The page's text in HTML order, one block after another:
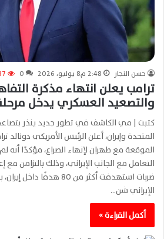
حسن النجار 2:48 م8 يوليو، 2026 0
ترامب يعلن انتهاء مذكرة
والتصعيد العسكري يدخل
كتبت | مي الكاشف في تطور جديد ينذر بتصاعد
المتحدة وإيران، أعلن الرئيس الأمريكي دونالد
الموقعة مع طهران لإنهاء الصراع، مؤكدًا
التعامل مع الجانب الإيراني، وذلك بالتزامن
ضربات استهدفت أكثر من 80
الإيراني شن…
أكمل القراءة »